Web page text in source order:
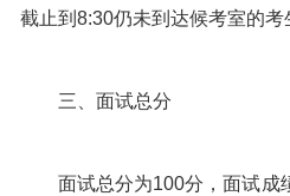
截止到8:30仍未到达候考室的考
三、面试总分
面试总分为100分，面试成